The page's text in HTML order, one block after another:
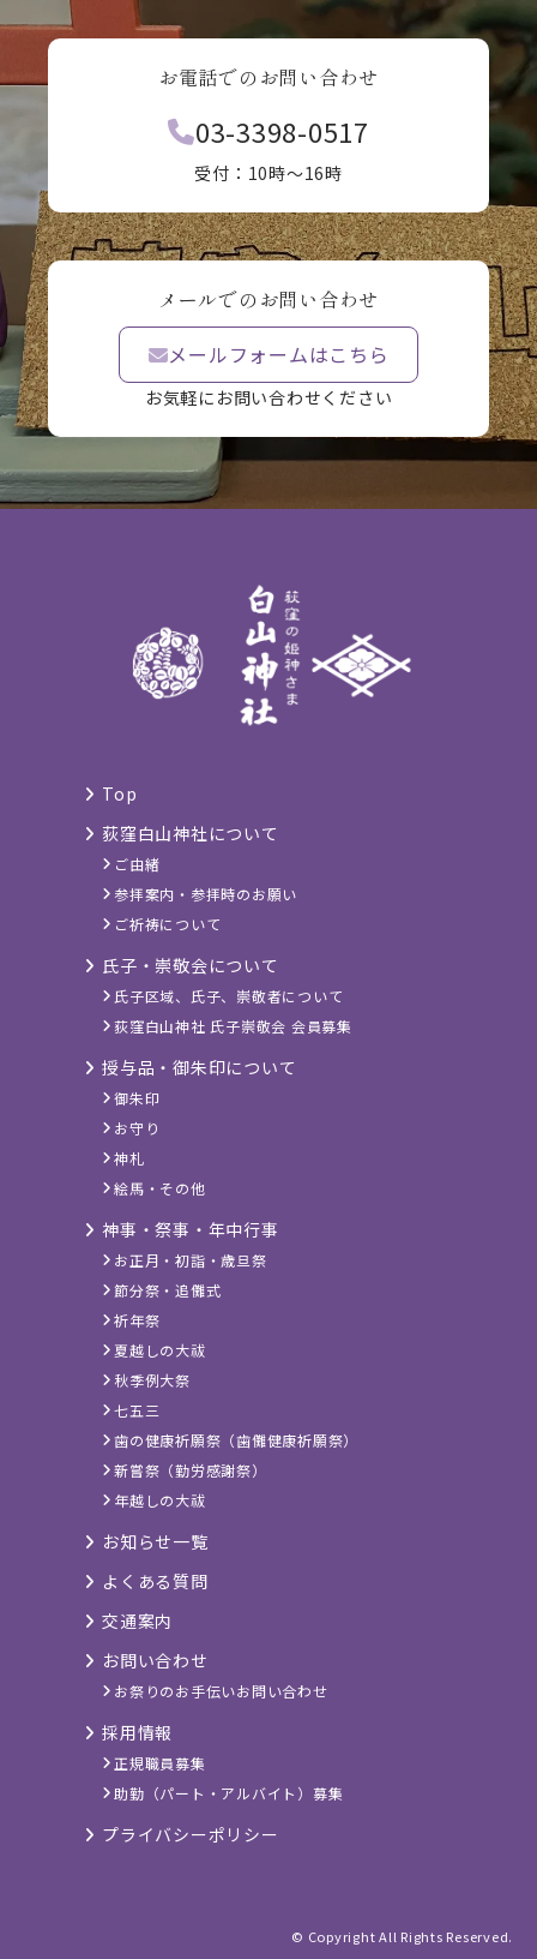
お電話でのお問い合わせ
03-3398-0517
受付：10時〜16時
メールでのお問い合わせ
メールフォームはこちら
お気軽にお問い合わせください
Top
荻窪白山神社について
ご由緒
参拝案内・参拝時のお願い
ご祈祷について
氏子・崇敬会について
氏子区域、氏子、崇敬者について
荻窪白山神社 氏子崇敬会 会員募集
授与品・御朱印について
御朱印
お守り
神札
絵馬・その他
神事・祭事・年中行事
お正月・初詣・歳旦祭
節分祭・追儺式
祈年祭
夏越しの大祓
秋季例大祭
七五三
歯の健康祈願祭（歯儺健康祈願祭）
新嘗祭（勤労感謝祭）
年越しの大祓
お知らせ一覧
よくある質問
交通案内
お問い合わせ
お祭りのお手伝いお問い合わせ
採用情報
正規職員募集
助勤（パート・アルバイト）募集
プライバシーポリシー
© Copyright All Rights Reserved.